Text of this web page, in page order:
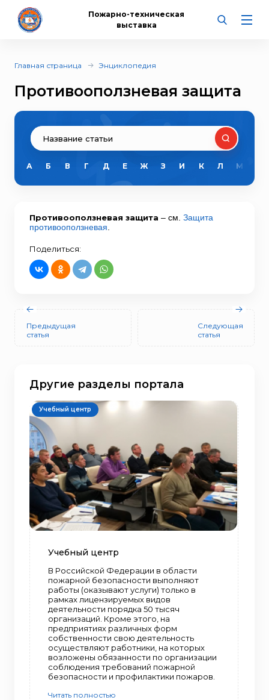
Пожарно-техническая
выставка
Главная страница Энциклопедия
Противооползневая защита
А Б В Г Д Е Ж З И К Л М
Противооползневая защита – см. Защита
противооползневая
Поделиться:
Предыдущая
статья
Следующая
статья
Другие разделы портала
Учебный центр
Учебный центр
В Российской Федерации в области
пожарной безопасности выполняют
работы (оказывают услуги) только в
рамках лицензируемых видов
деятельности порядка 50 тысяч
организаций. Кроме этого, на
предприятиях различных форм
собственности свою деятельность
осуществляют работники, на которых
возложены обязанности по организации
соблюдения требований пожарной
безопасности и профилактики пожаров.
Читать полностью